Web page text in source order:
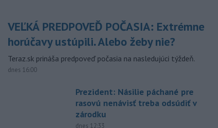
VEĽKÁ PREDPOVEĎ POČASIA: Extrémne
horúčavy ustúpili. Alebo žeby nie?
Teraz.sk prináša predpoveď počasia na nasledujúci týždeň.
dnes 16:00
Prezident: Násilie páchané pre
rasovú nenávisť treba odsúdiť v
zárodku
dnes 12:33